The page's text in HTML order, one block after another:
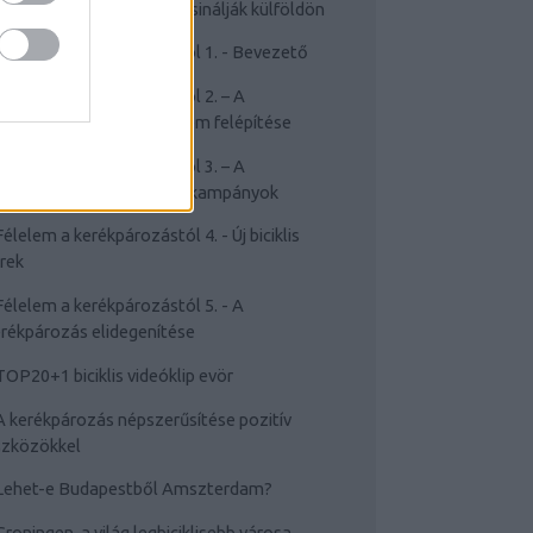
Cyclechic.hu on tour: Így csinálják külföldön
a kerékpározástól 1. - Bevezető
Félelem a kerékpározástól 2. – A
való félelem felépítése
Félelem a kerékpározástól 3. – A
népszerűsítő kampányok
a kerékpározástól 4. - Új biciklis
a kerékpározástól 5. - A
elidegenítése
biciklis videóklip evör
kerékpározás népszerűsítése pozitív
e Budapestből Amszterdam?